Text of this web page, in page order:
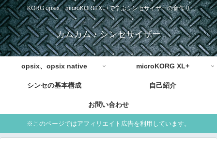
KORG opsix、microKORG XL+で学ぶシンセサイザーの音作り
カムカム・シンセサイザー
opsix、opsix native microKORG XL+
シンセの基本構成 自己紹介
お問い合わせ
※このページではアフィリエイト広告を利用しています。